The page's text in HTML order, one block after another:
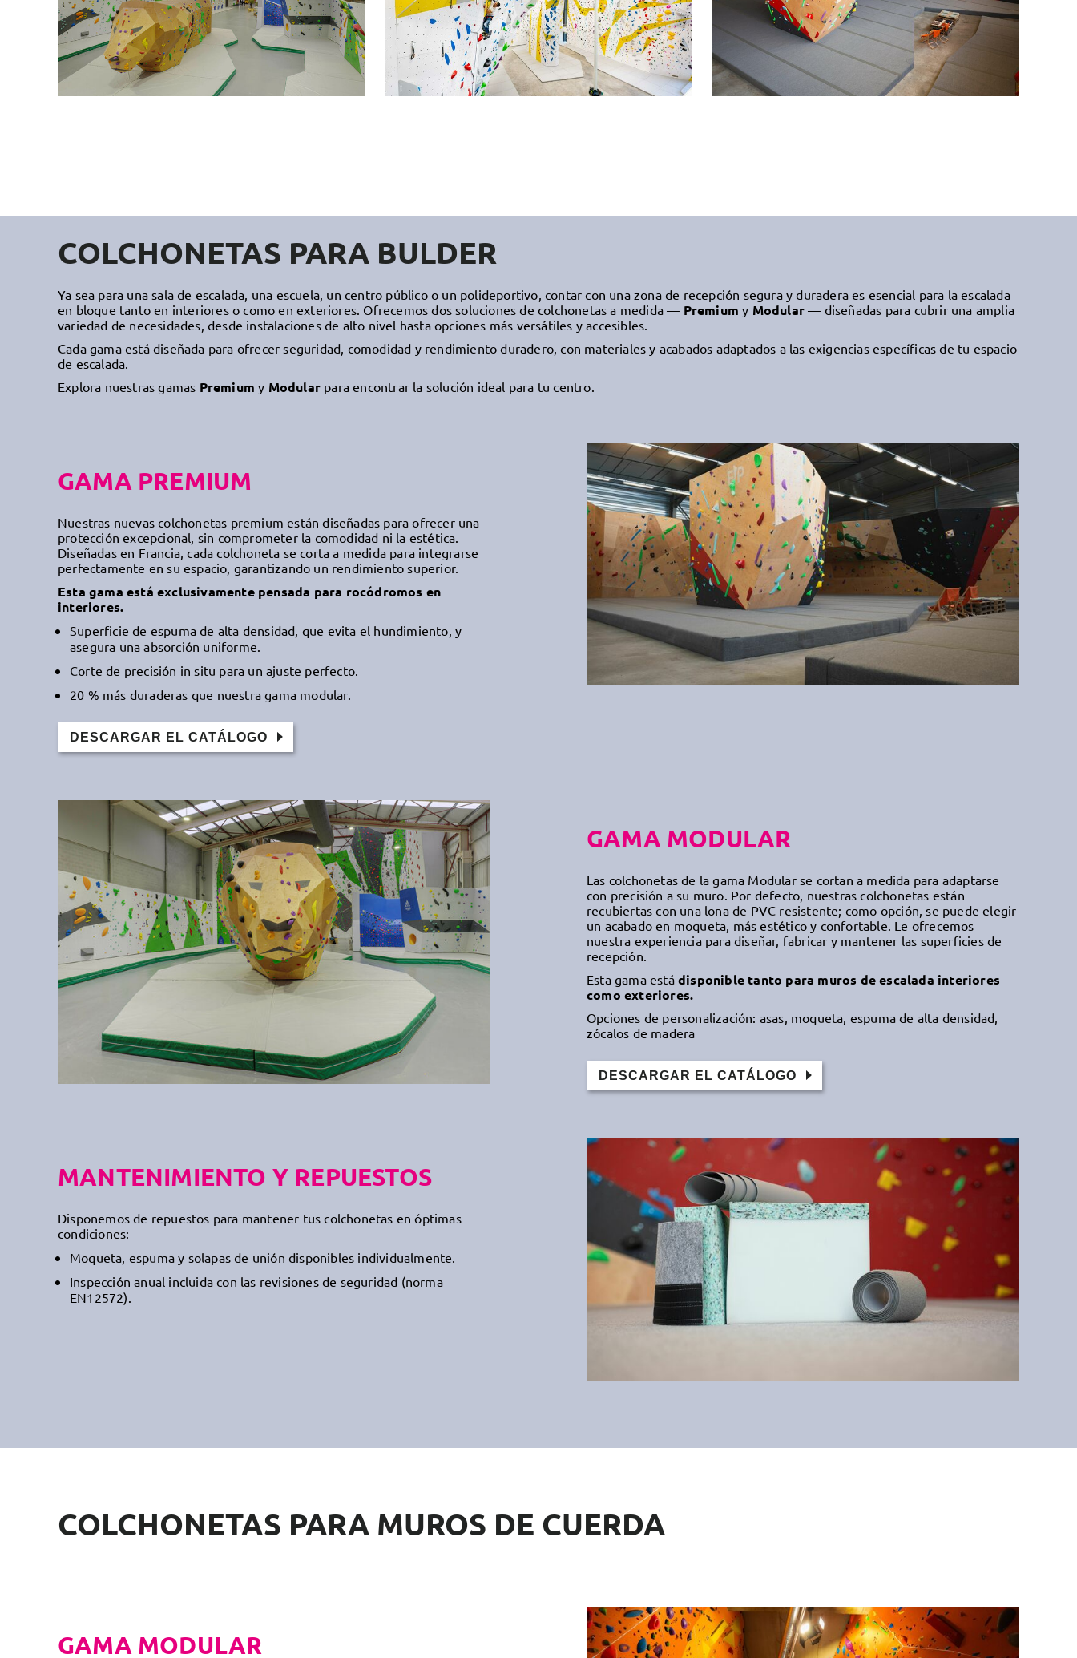
COLCHONETAS PARA BULDER
Ya sea para una sala de escalada, una escuela, un centro público o un polideportivo, contar con una zona de recepción segura y duradera es esencial para la escalada
en bloque tanto en interiores o como en exteriores. Ofrecemos dos soluciones de colchonetas a medida — Premium y Modular — diseñadas para cubrir una amplia
variedad de necesidades, desde instalaciones de alto nivel hasta opciones más versátiles y accesibles.
Cada gama está diseñada para ofrecer seguridad, comodidad y rendimiento duradero, con materiales y acabados adaptados a las exigencias específicas de tu espacio
de escalada.
Explora nuestras gamas Premium y Modular para encontrar la solución ideal para tu centro.
GAMA PREMIUM
Nuestras nuevas colchonetas premium están diseñadas para ofrecer una
protección excepcional, sin comprometer la comodidad ni la estética.
Diseñadas en Francia, cada colchoneta se corta a medida para integrarse
perfectamente en su espacio, garantizando un rendimiento superior.
Esta gama está exclusivamente pensada para rocódromos en
interiores.
Superficie de espuma de alta densidad, que evita el hundimiento, y
asegura una absorción uniforme.
Corte de precisión in situ para un ajuste perfecto.
20 % más duraderas que nuestra gama modular.
DESCARGAR EL CATÁLOGO
GAMA MODULAR
Las colchonetas de la gama Modular se cortan a medida para adaptarse
con precisión a su muro. Por defecto, nuestras colchonetas están
recubiertas con una lona de PVC resistente; como opción, se puede elegir
un acabado en moqueta, más estético y confortable. Le ofrecemos
nuestra experiencia para diseñar, fabricar y mantener las superficies de
recepción.
Esta gama está disponible tanto para muros de escalada interiores
como exteriores.
Opciones de personalización: asas, moqueta, espuma de alta densidad,
zócalos de madera
DESCARGAR EL CATÁLOGO
MANTENIMIENTO Y REPUESTOS
Disponemos de repuestos para mantener tus colchonetas en óptimas
condiciones:
Moqueta, espuma y solapas de unión disponibles individualmente.
Inspección anual incluida con las revisiones de seguridad (norma
EN12572).
COLCHONETAS PARA MUROS DE CUERDA
GAMA MODULAR